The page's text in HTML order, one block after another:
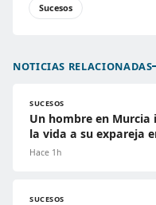
Sucesos
NOTICIAS RELACIONADAS
SUCESOS
Un hombre en
la vida a su expareja
Hace 1h
SUCESOS